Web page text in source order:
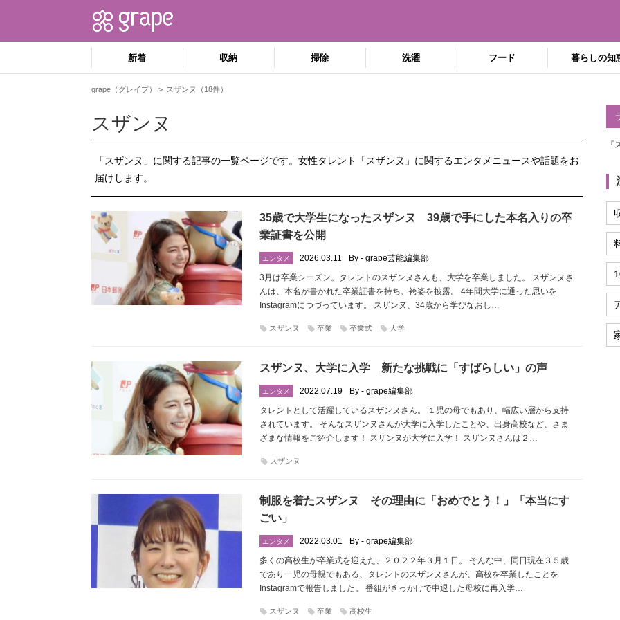
新着 収納 掃除 洗濯 フード 暮らしの知
grape（グレイプ） スザンヌ（18件）
スザンヌ
「スザンヌ」に関する記事の一覧ページです。女性タレント「スザンヌ」に関するエンタメニュースや話題をお
届けします。
35歳で大学生になったスザンヌ 39歳で手にした本名入りの卒
業証書を公開
エンタメ 2026.03.11
By - grape芸能編集部
3月は卒業シーズン。タレントのスザンヌさんも、大学を卒業しました。 スザンヌさ
んは、本名が書かれた卒業証書を持ち、袴姿を披露。 4年間大学に通った思いを
Instagramにつづっています。 スザンヌ、34歳から学びなおし…
スザンヌ 卒業 卒業式 大学
スザンヌ、大学に入学 新たな挑戦に「すばらしい」の声
エンタメ 2022.07.19
By - grape編集部
タレントとして活躍しているスザンヌさん。 １児の母でもあり、幅広い層から支持
されています。 そんなスザンヌさんが大学に入学したことや、出身高校など、さま
ざまな情報をご紹介します！ スザンヌが大学に入学！ スザンヌさんは２…
スザンヌ
制服を着たスザンヌ その理由に「おめでとう！」「本当にす
ごい」
エンタメ 2022.03.01
By - grape編集部
多くの高校生が卒業式を迎えた、２０２２年３月１日。 そんな中、同日現在３５歳
であり一児の母親でもある、タレントのスザンヌさんが、高校を卒業したことを
Instagramで報告しました。 番組がきっかけで中退した母校に再入学…
スザンヌ 卒業 高校生